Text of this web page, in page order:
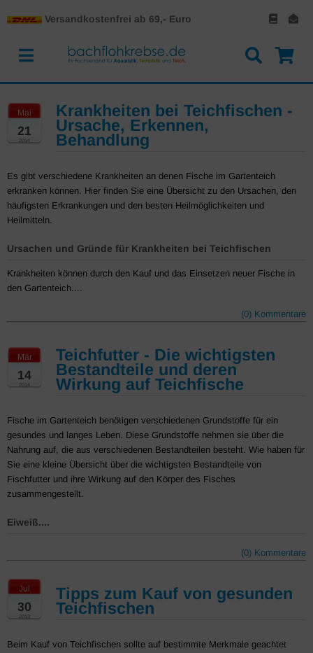
Versandkostenfrei ab 69,- Euro
Mai
21
2014
Krankheiten bei Teichfischen -
Ursache, Erkennen,
Behandlung
Es gibt verschiedene Krankheiten an denen Fische im Gartenteich
erkranken können. Hier finden Sie eine Übersicht zu den Ursachen, den
häufigsten Erkrankungen und den besten Heilmöglichkeiten und
Heilmitteln.
Ursachen und Gründe für Krankheiten bei Teichfischen
Krankheiten können durch den Kauf und das Einsetzen neuer Fische in
den Gartenteich....
(0) Kommentare
Mär
14
2014
Teichfutter - Die wichtigsten
Bestandteile und deren
Wirkung auf Teichfische
Fische im Gartenteich benötigen verschiedenen Grundstoffe für ein
gesundes und langes Leben. Diese Grundstoffe nehmen sie über die
Nahrung auf, die aus verschiedenen Bestandteilen besteht. Wie haben für
Sie eine kleine Übersicht über die wichtigsten Bestandteile von
Fischfutter und ihre Wirkung auf den Körper des Fisches
zusammengestellt.
Eiweiß....
(0) Kommentare
Jul
30
2013
Tipps zum Kauf von gesunden
Teichfischen
Beim Kauf von Teichfischen sollte auf bestimmte Merkmale geachtet